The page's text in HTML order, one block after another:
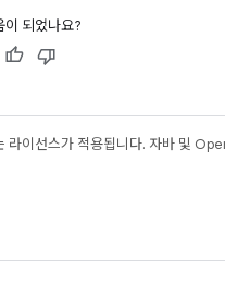
이 되었나요?
라이선스가 적용됩니다. 자바 및